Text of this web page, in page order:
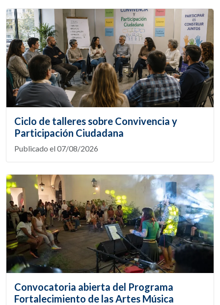
Ciclo de talleres sobre Convivencia y
Participación Ciudadana
Publicado el 07/08/2026
Convocatoria abierta del Programa
Fortalecimiento de las Artes Música